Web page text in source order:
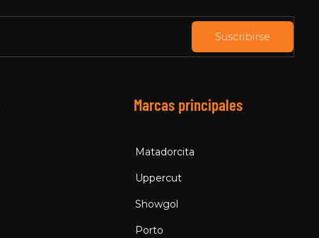
Suscribirse
Marcas principales
Matadorcita
Uppercut
Showgol
Porto